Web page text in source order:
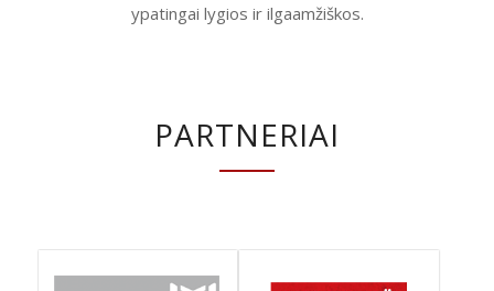
ypatingai lygios ir ilgaamžiškos.
PARTNERIAI